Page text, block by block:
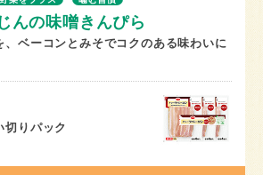
んの味噌きんぴら
、ベーコンとみそでコクのある味わいに
切りパック